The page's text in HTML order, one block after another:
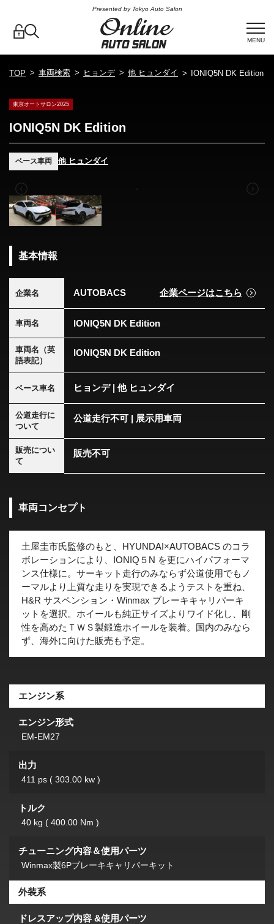
Presented by Tokyo Auto Salon
MENU
TOP 車両検索 ヒョンデ 他 ヒュンダイ IONIQ5N DK Edition
東京オートサロン2025
IONIQ5N DK Edition
ベース車両 他 ヒュンダイ
基本情報
企業名 AUTOBACS 企業ページはこちら
車両名 IONIQ5N DK Edition
車両名（英
語表記）
IONIQ5N DK Edition
ベース車名 ヒョンデ | 他 ヒュンダイ
公道走行に
ついて
公道走行不可 | 展示用車両
販売につい
て
販売不可
車両コンセプト
土屋圭市氏監修のもと、HYUNDAI×AUTOBACS のコラ
ボレーションにより、IONIQ５N を更にハイパフォーマ
ンス仕様に。サーキット走行のみならず公道使用でもノ
ーマルより上質な走りを実現できるようテストを重ね、
H&R サスペンション・Winmax ブレーキキャリパーキ
ットを選択。ホイールも純正サイズよりワイド化し、剛
性を高めたＴＷＳ製鍛造ホイールを装着。国内のみなら
ず、海外に向けた販売も予定。
エンジン系
エンジン形式
EM-EM27
出力
411 ps ( 303.00 kw )
トルク
40 kg ( 400.00 Nm )
チューニング内容＆使用パーツ
Winmax製6Pブレーキキャリパーキット
外装系
ドレスアップ内容 &使用パーツ